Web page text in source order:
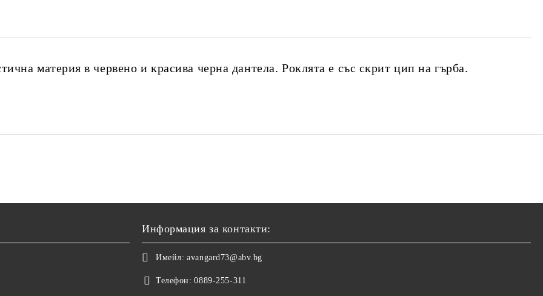
материя в червено и красива черна дантела. Роклята е със скрит цип на гърба.
Информация за контакти:
Имейл: avangard73@abv.bg
Телефон: 0889-255-311